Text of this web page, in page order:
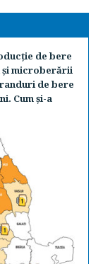
de bere
şi microberării
de bere
Cum şi-a